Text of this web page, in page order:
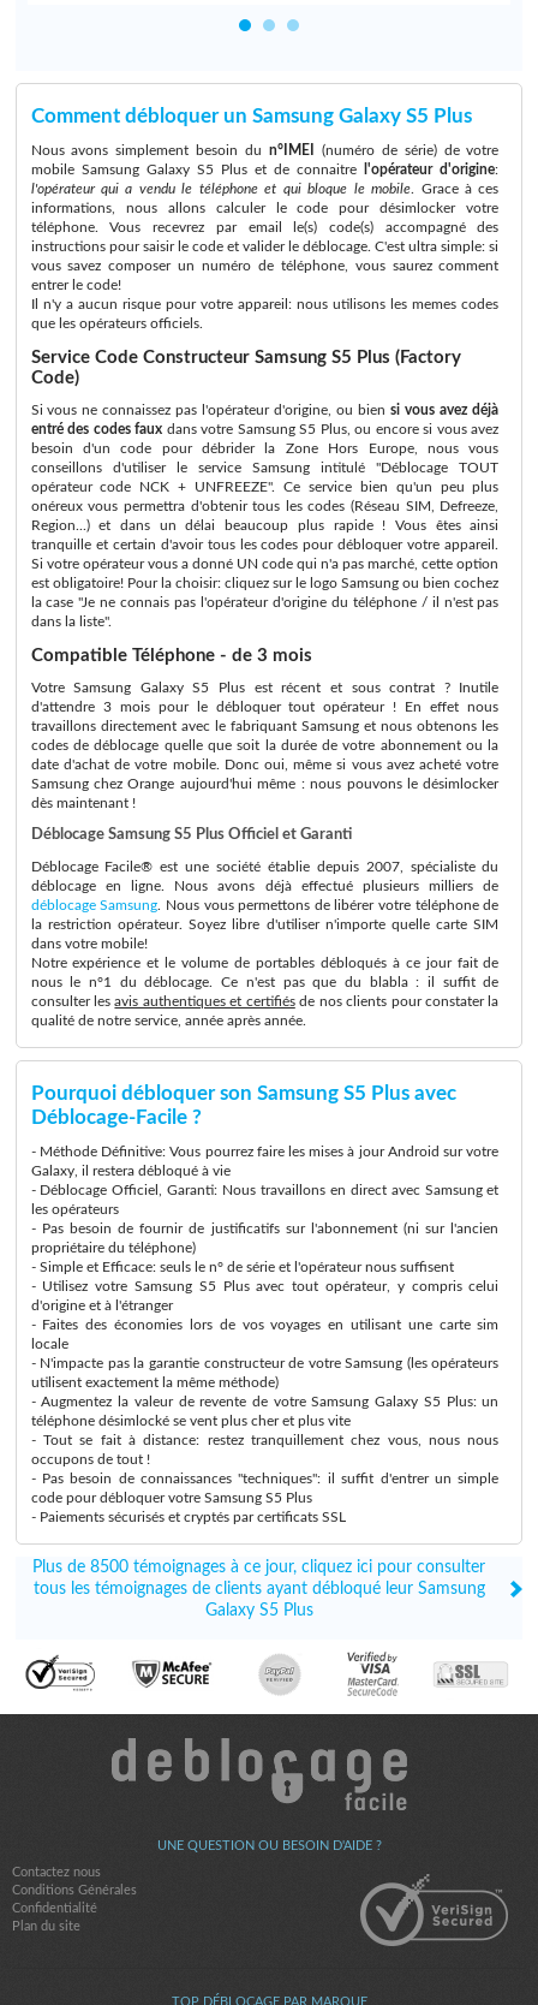
Comment débloquer un Samsung Galaxy S5 Plus
Nous avons simplement besoin du n°IMEI
(numéro de série) de votre
mobile Samsung Galaxy S5 Plus et de connaitre
l'opérateur d'origine:
l'opérateur qui a vendu le téléphone et qui bloque le mobile . Grace à ces
informations, nous allons calculer le code pour désimlocker votre
téléphone. Vous recevrez par email le(s) code(s) accompagné des
instructions pour saisir le code et valider le déblocage. C'est ultra simple: si
vous savez composer un numéro de téléphone, vous saurez comment
entrer le code!
Il n'y a aucun risque pour votre appareil: nous utilisons les memes codes
que les opérateurs officiels.
Service Code Constructeur Samsung S5 Plus (Factory
Code)
Si vous ne connaissez pas l'opérateur d'origine, ou bien si vous avez déjà
entré des codes faux dans votre Samsung S5 Plus, ou encore si vous avez
besoin d'un code pour débrider la Zone Hors Europe, nous vous
conseillons d'utiliser le service Samsung intitulé "Déblocage TOUT
opérateur code NCK + UNFREEZE". Ce service bien qu'un peu plus
onéreux vous permettra d'obtenir tous les codes (Réseau SIM, Defreeze,
Region...) et dans un délai beaucoup plus rapide ! Vous êtes ainsi
tranquille et certain d'avoir tous les codes pour débloquer votre appareil.
Si votre opérateur vous a donné UN code qui n'a pas marché, cette option
est obligatoire! Pour la choisir: cliquez sur le logo Samsung ou bien cochez
la case "Je ne connais pas l'opérateur d'origine du téléphone / il n'est pas
dans la liste".
Compatible Téléphone - de 3 mois
Votre Samsung Galaxy S5 Plus est récent et sous contrat ? Inutile
d'attendre 3 mois pour le débloquer tout opérateur ! En effet nous
travaillons directement avec le fabriquant Samsung et nous obtenons les
codes de déblocage quelle que soit la durée de votre abonnement ou la
date d'achat de votre mobile. Donc oui, même si vous avez acheté votre
Samsung chez Orange aujourd'hui même : nous pouvons le désimlocker
dès maintenant !
Déblocage Samsung S5 Plus Officiel et Garanti
Déblocage Facile® est une société établie depuis 2007, spécialiste du
déblocage en ligne. Nous avons déjà effectué plusieurs milliers de
déblocage Samsung . Nous vous permettons de libérer votre téléphone de
la restriction opérateur. Soyez libre d'utiliser n'importe quelle carte SIM
dans votre mobile!
Notre expérience et le volume de portables débloqués à ce jour fait de
nous le n°1 du déblocage. Ce n'est pas que du blabla : il suffit de
consulter lesavis authentiques et certifiésde nos clients pour constater la
qualité de notre service, année après année.
Pourquoi débloquer son Samsung S5 Plus avec
Déblocage-Facile ?
- Méthode Définitive: Vous pourrez faire les mises à jour Android sur votre
Galaxy, il restera débloqué à vie
- Déblocage Officiel, Garanti: Nous travaillons en direct avec Samsung et
les opérateurs
- Pas besoin de fournir de justificatifs sur l'abonnement (ni sur l'ancien
propriétaire du téléphone)
- Simple et Efficace: seuls le n° de série et l'opérateur nous suffisent
- Utilisez votre Samsung S5 Plus avec tout opérateur, y compris celui
d'origine et à l'étranger
- Faites des économies lors de vos voyages en utilisant une carte sim
locale
- N'impacte pas la garantie constructeur de votre Samsung (les opérateurs
utilisent exactement la même méthode)
- Augmentez la valeur de revente de votre Samsung Galaxy S5 Plus: un
téléphone désimlocké se vent plus cher et plus vite
- Tout se fait à distance: restez tranquillement chez vous, nous nous
occupons de tout !
- Pas besoin de connaissances "techniques": il suffit d'entrer un simple
code pour débloquer votre Samsung S5 Plus
- Paiements sécurisés et cryptés par certificats SSL
Plus de 8500 témoignages à ce jour, cliquez ici pour consulter
tous les témoignages de clients ayant débloqué leur Samsung
Galaxy S5 Plus
UNE QUESTION OU BESOIN D'AIDE ?
Contactez nous
Conditions Générales
Confidentialité
Plan du site